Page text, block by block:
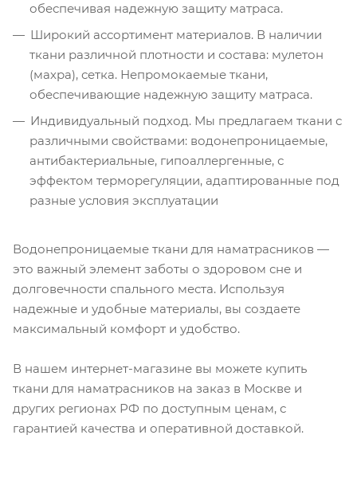
обеспечивая надежную защиту матраса.
Широкий ассортимент материалов. В наличии
ткани различной плотности и состава: мулетон
(махра), сетка. Непромокаемые ткани,
обеспечивающие надежную защиту матраса.
Индивидуальный подход. Мы предлагаем ткани с
различными свойствами: водонепроницаемые,
антибактериальные, гипоаллергенные, с
эффектом терморегуляции, адаптированные под
разные условия эксплуатации
Водонепроницаемые ткани для наматрасников —
это важный элемент заботы о здоровом сне и
долговечности спального места. Используя
надежные и удобные материалы, вы создаете
максимальный комфорт и удобство.
В нашем интернет-магазине вы можете купить
ткани для наматрасников на заказ в Москве и
других регионах РФ по доступным ценам, с
гарантией качества и оперативной доставкой.